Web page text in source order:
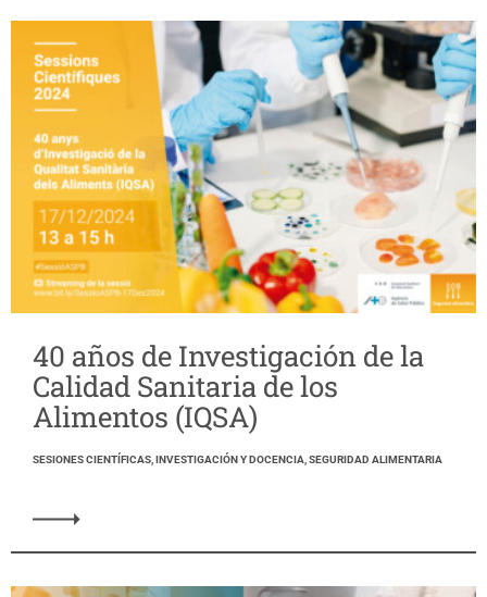
40 años de Investigación de la
Calidad Sanitaria de los
Alimentos (IQSA)
SESIONES CIENTÍFICAS, INVESTIGACIÓN Y DOCENCIA, SEGURIDAD ALIMENTARIA